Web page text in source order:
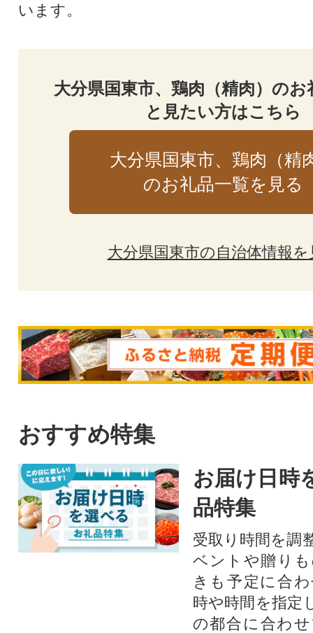
います。
大分県国東市、鶏肉（精肉）の
と見たい方はこちら
大分県国東市、鶏肉（精
のお礼品一覧を見る
大分県国東市の自治体情報を
おすすめ特集
お届け日時
品特集
受取り時間を調
ベントや贈り
きも予定に合
時や時間を指定
の都合に合わ